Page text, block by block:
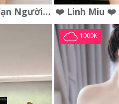
❤️An Nhiên❤️Mỹ Nữ Vạn Người Mê,Da Trắng, Mặt Xynh, Đẹp Từng
1000K